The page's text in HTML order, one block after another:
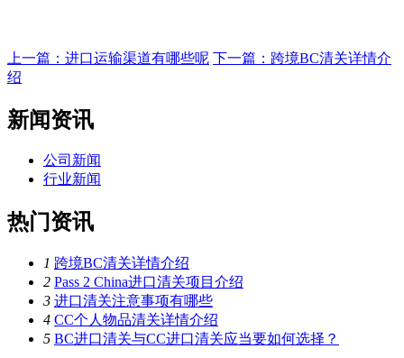
上一篇：进口运输渠道有哪些呢 下一篇：跨境BC清关详情介
绍
新闻资讯
公司新闻
行业新闻
热门资讯
1 跨境BC清关详情介绍
2 Pass 2 China进口清关项目介绍
3 进口清关注意事项有哪些
4 CC个人物品清关详情介绍
5 BC进口清关与CC进口清关应当要如何选择？